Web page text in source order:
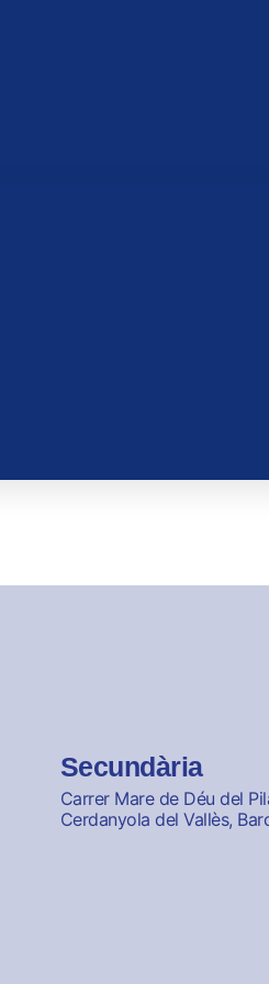
Secundària
Carrer Mare de Déu del
Cerdanyola del Vallès,